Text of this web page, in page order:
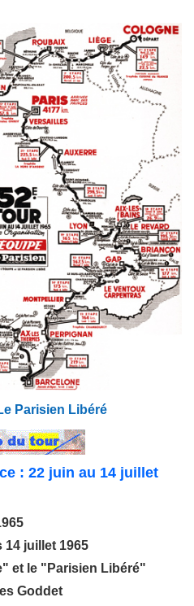
Parisien Libéré
: 22 juin au 14 juillet
14 juillet 1965
et le "Parisien Libéré"
Goddet